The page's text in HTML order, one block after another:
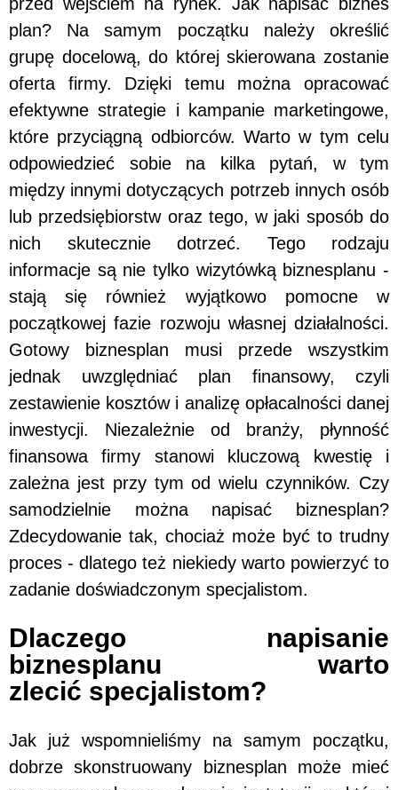
plan? Na samym początku należy określić
grupę docelową, do której skierowana zostanie
oferta firmy. Dzięki temu można opracować
efektywne strategie i kampanie marketingowe,
które przyciągną odbiorców. Warto w tym celu
odpowiedzieć sobie na kilka pytań, w tym
między innymi dotyczących potrzeb innych osób
lub przedsiębiorstw oraz tego, w jaki sposób do
nich skutecznie dotrzeć. Tego rodzaju
informacje są nie tylko wizytówką biznesplanu -
stają się również wyjątkowo pomocne w
początkowej fazie rozwoju własnej działalności.
Gotowy biznesplan musi przede wszystkim
jednak uwzględniać plan finansowy, czyli
zestawienie kosztów i analizę opłacalności danej
inwestycji. Niezależnie od branży, płynność
finansowa firmy stanowi kluczową kwestię i
zależna jest przy tym od wielu czynników. Czy
samodzielnie można napisać biznesplan?
Zdecydowanie tak, chociaż może być to trudny
proces - dlatego też niekiedy warto powierzyć to
zadanie doświadczonym specjalistom.
Dlaczego napisanie
biznesplanu warto
zlecić specjalistom?
Jak już wspomnieliśmy na samym początku,
dobrze skonstruowany biznesplan może mieć